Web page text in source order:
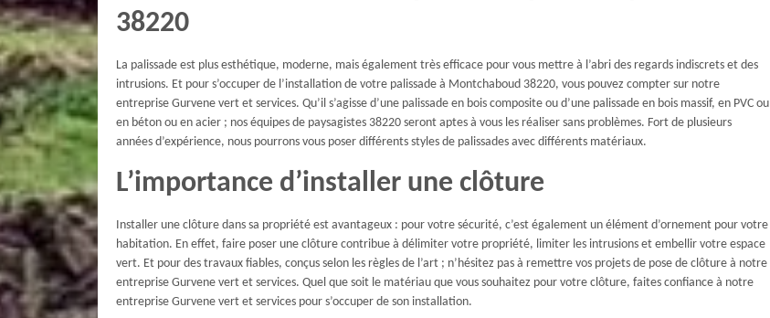
38220
La palissade est plus esthétique, moderne, mais également très efficace pour vous mettre à l’abri des regards indiscrets et des
intrusions. Et pour s’occuper de l’installation de votre palissade à Montchaboud 38220, vous pouvez compter sur notre
entreprise Gurvene vert et services. Qu’il s’agisse d’une palissade en bois composite ou d’une palissade en bois massif, en PVC ou
en béton ou en acier ; nos équipes de paysagistes 38220 seront aptes à vous les réaliser sans problèmes. Fort de plusieurs
années d’expérience, nous pourrons vous poser différents styles de palissades avec différents matériaux.
L’importance d’installer une clôture
Installer une clôture dans sa propriété est avantageux : pour votre sécurité, c’est également un élément d’ornement pour votre
habitation. En effet, faire poser une clôture contribue à délimiter votre propriété, limiter les intrusions et embellir votre espace
vert. Et pour des travaux fiables, conçus selon les règles de l’art ; n’hésitez pas à remettre vos projets de pose de clôture à notre
entreprise Gurvene vert et services. Quel que soit le matériau que vous souhaitez pour votre clôture, faites confiance à notre
entreprise Gurvene vert et services pour s’occuper de son installation.